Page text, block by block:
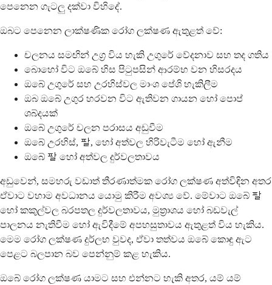
පෙනෙන ගැටලු දක්වා විහිදේ.
ඔබට පෙනෙන ලාක්ෂණික රෝග ලක්ෂණ ඇතුළත් වේ:
චලනය සමඟින් උග්‍ර විය හැකි උගුරේ වේදනාව සහ තද ගතිය
බොහෝ විට ඔබේ හිස පිටුපසින් ආරම්භ වන හිසරදය
ඔබේ උගුරේ සහ උරහිස්වල මාංශ පේශි හැකිලීම
ඔබ ඔබේ උගුර හරවන විට ඇතිවන ගායන හෝ පොප්
ශබ්දයක්
ඔබේ උගුරේ චලන පරාසය අඩුවීම
ඔබේ උරහිස්, 팔, හෝ අත්වල හිරිවැටීම හෝ ඇනීම
ඔබේ 팔 හෝ අත්වල දුර්වලතාවය
අඩුවෙන්, සමහරු වඩාත් තීරණාත්මක රෝග ලක්ෂණ අත්විඳින අතර
ඒවාට වහාම අවධානය යොමු කිරීම අවශ්‍ය වේ. මේවාට ඔබේ 팔
හෝ කකුල්වල බරපතල දුර්වලතාවය, මුත්‍රාශය හෝ බඩවැල්
පාලනය නැතිවීම හෝ ඇවිදීමේ අපහසුතාවය ඇතුළත් විය හැකිය.
මෙම රෝග ලක්ෂණ දුර්ලභ වුවද, ඒවා තත්වය ඔබේ කොඳු ඇට
පෙළට බලපාන බව පෙන්නුම් කළ හැකිය.
ඔබේ රෝග ලක්ෂණ යාමට සහ එන්නට හැකි අතර, යම් යම්